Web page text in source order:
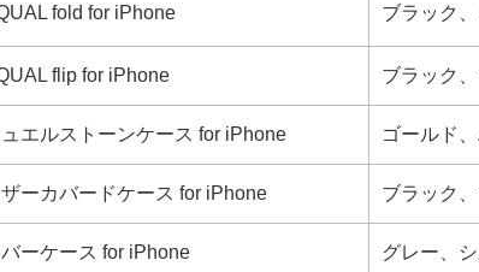
fold for iPhone ブラック
flip for iPhone ブラック
ュエルストーンケース for iPhone ゴールド
ザーカバードケース for iPhone ブラック
ーケース for iPhone グレー、